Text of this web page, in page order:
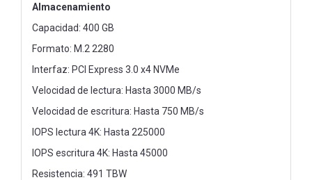
Almacenamiento
Capacidad: 400 GB
Formato: M.2 2280
Interfaz: PCI Express 3.0 x4 NVMe
Velocidad de lectura: Hasta 3000 MB/s
Velocidad de escritura: Hasta 750 MB/s
IOPS lectura 4K: Hasta 225000
IOPS escritura 4K: Hasta 45000
Resistencia: 491 TBW